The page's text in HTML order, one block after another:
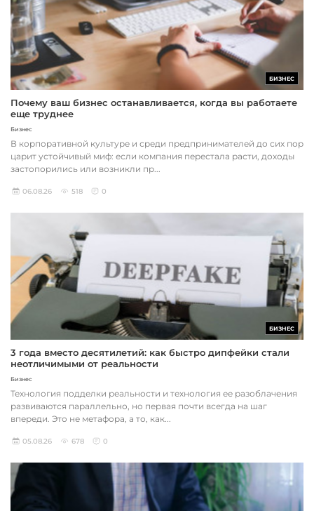
БИЗНЕС
Почему ваш бизнес останавливается, когда вы работаете
еще труднее
Бизнес
В корпоративной культуре и среди предпринимателей до сих пор
царит устойчивый миф: если компания перестала расти, доходы
застопорились или возникли пр...
06.08.26 518 0
БИЗНЕС
3 года вместо десятилетий: как быстро дипфейки стали
неотличимыми от реальности
Бизнес
Технология подделки реальности и технология ее разоблачения
развиваются параллельно, но первая почти всегда на шаг
впереди. Это не метафора, а то, как...
05.08.26 678 0